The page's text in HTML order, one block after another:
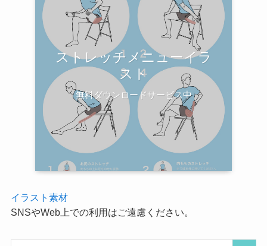
ストレッチメニューイラ
スト
無料ダウンロードサービス中
イラスト素材
SNSやWeb上での利用はご遠慮ください。